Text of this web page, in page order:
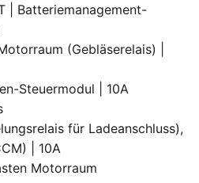
| Batteriemanagement-
(Gebläserelais) |
Steuermodul | 10A
für Ladeanschluss),
| 10A
Motorraum